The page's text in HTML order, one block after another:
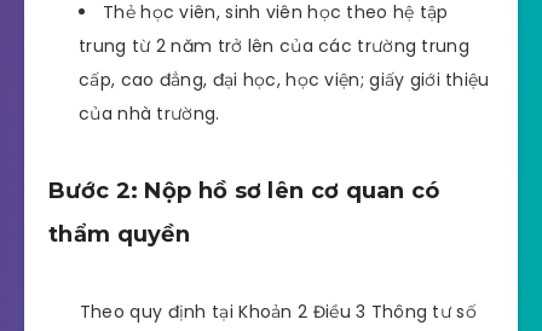
Thẻ học viên, sinh viên học theo hệ tập
trung từ 2 năm trở lên của các trường trung
cấp, cao đẳng, đại học, học viện; giấy giới thiệu
của nhà trường.
Bước 2: Nộp hồ sơ lên cơ quan có
thẩm quyền
Theo quy định tại Khoản 2 Điều 3 Thông tư số